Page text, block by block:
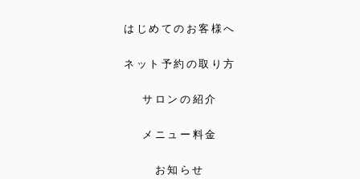
はじめてのお客様へ
ネット予約の取り方
サロンの紹介
メニュー料金
お知らせ